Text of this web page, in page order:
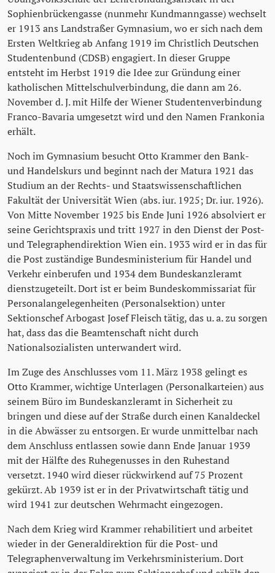
Sophienbrückengasse (nunmehr Kundmanngasse) wechselt
er 1913 ans Landstraßer Gymnasium, wo er sich nach dem
Ersten Weltkrieg ab Anfang 1919 im Christlich Deutschen
Studentenbund (CDSB) engagiert. In dieser Gruppe
entsteht im Herbst 1919 die Idee zur Gründung einer
katholischen Mittelschulverbindung, die dann am 26.
November d. J. mit Hilfe der Wiener Studentenverbindung
Franco-Bavaria umgesetzt wird und den Namen Frankonia
erhält.
Noch im Gymnasium besucht Otto Krammer den Bank-
und Handelskurs und beginnt nach der Matura 1921 das
Studium an der Rechts- und Staatswissenschaftlichen
Fakultät der Universität Wien (abs. iur. 1925; Dr. iur. 1926).
Von Mitte November 1925 bis Ende Juni 1926 absolviert er
seine Gerichtspraxis und tritt 1927 in den Dienst der Post-
und Telegraphendirektion Wien ein. 1933 wird er in das für
die Post zuständige Bundesministerium für Handel und
Verkehr einberufen und 1934 dem Bundeskanzleramt
dienstzugeteilt. Dort ist er beim Bundeskommissariat für
Personalangelegenheiten (Personalsektion) unter
Sektionschef Arbogast Josef Fleisch tätig, das u. a. zu sorgen
hat, dass das die Beamtenschaft nicht durch
Nationalsozialisten unterwandert wird.
Im Zuge des Anschlusses vom 11. März 1938 gelingt es
Otto Krammer, wichtige Unterlagen (Personalkarteien) aus
seinem Büro im Bundeskanzleramt in Sicherheit zu
bringen und diese auf der Straße durch einen Kanaldeckel
in die Abwässer zu entsorgen. Er wurde unmittelbar nach
dem Anschluss entlassen sowie dann Ende Januar 1939
mit der Hälfte des Ruhegenusses in den Ruhestand
versetzt. 1940 wird dieser rückwirkend auf 75 Prozent
gekürzt. Ab 1939 ist er in der Privatwirtschaft tätig und
wird 1941 zur deutschen Wehrmacht eingezogen.
Nach dem Krieg wird Krammer rehabilitiert und arbeitet
wieder in der Generaldirektion für die Post- und
Telegraphenverwaltung im Verkehrsministerium. Dort